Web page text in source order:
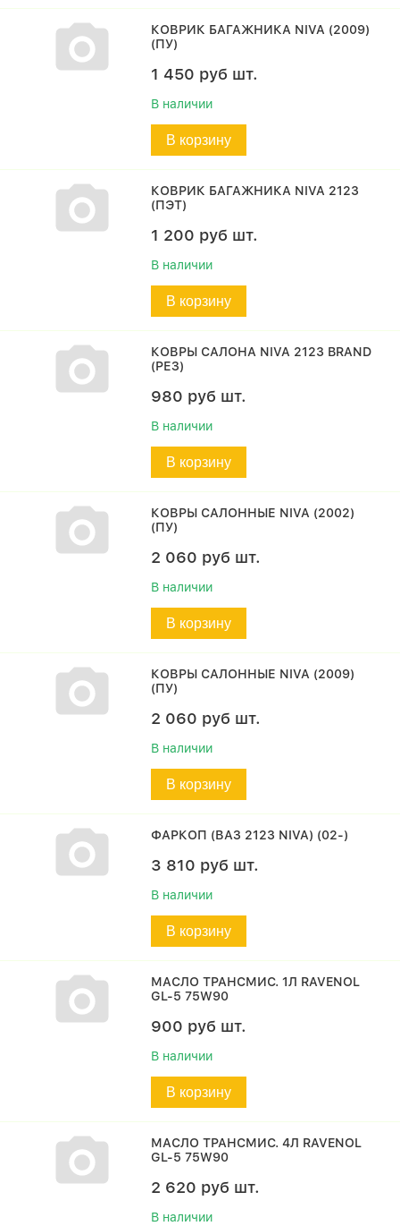
КОВРИК БАГАЖНИКА NIVA (2009)
(ПУ)
1 450 руб шт.
В наличии
В корзину
КОВРИК БАГАЖНИКА NIVA 2123
(ПЭТ)
1 200 руб шт.
В наличии
В корзину
КОВРЫ САЛОНА NIVA 2123 BRAND
(РЕЗ)
980 руб шт.
В наличии
В корзину
КОВРЫ САЛОННЫЕ NIVA (2002)
(ПУ)
2 060 руб шт.
В наличии
В корзину
КОВРЫ САЛОННЫЕ NIVA (2009)
(ПУ)
2 060 руб шт.
В наличии
В корзину
ФАРКОП (ВАЗ 2123 NIVA) (02-)
3 810 руб шт.
В наличии
В корзину
МАСЛО ТРАНСМИС. 1Л RAVENOL
GL-5 75W90
900 руб шт.
В наличии
В корзину
МАСЛО ТРАНСМИС. 4Л RAVENOL
GL-5 75W90
2 620 руб шт.
В наличии